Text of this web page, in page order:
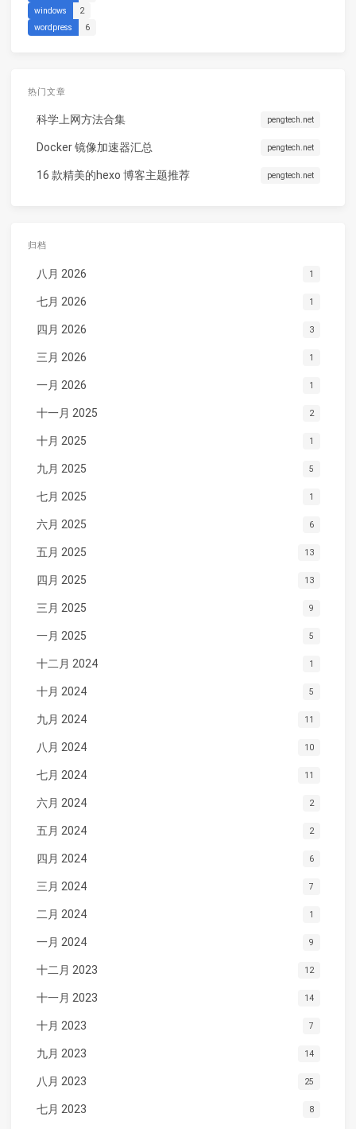
windows
2
wordpress
6
热门文章
科学上网方法合集 pengtech.net
Docker 镜像加速器汇总 pengtech.net
16 款精美的hexo 博客主题推荐 pengtech.net
归档
八月 2026 1
七月 2026 1
四月 2026 3
三月 2026 1
一月 2026 1
十一月 2025 2
十月 2025 1
九月 2025 5
七月 2025 1
六月 2025 6
五月 2025 13
四月 2025 13
三月 2025 9
一月 2025 5
十二月 2024 1
十月 2024 5
九月 2024 11
八月 2024 10
七月 2024 11
六月 2024 2
五月 2024 2
四月 2024 6
三月 2024 7
二月 2024 1
一月 2024 9
十二月 2023 12
十一月 2023 14
十月 2023 7
九月 2023 14
八月 2023 25
七月 2023 8